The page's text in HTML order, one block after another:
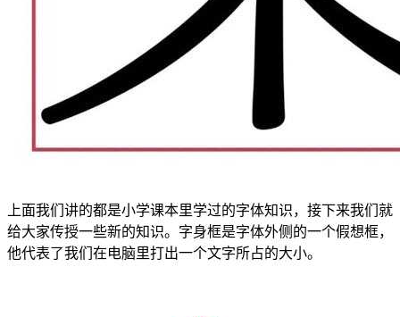
上面我们讲的都是小学课本里学过的字体知识，接下来我们就
给大家传授一些新的知识。字身框是字体外侧的一个假想框，
他代表了我们在电脑里打出一个文字所占的大小。